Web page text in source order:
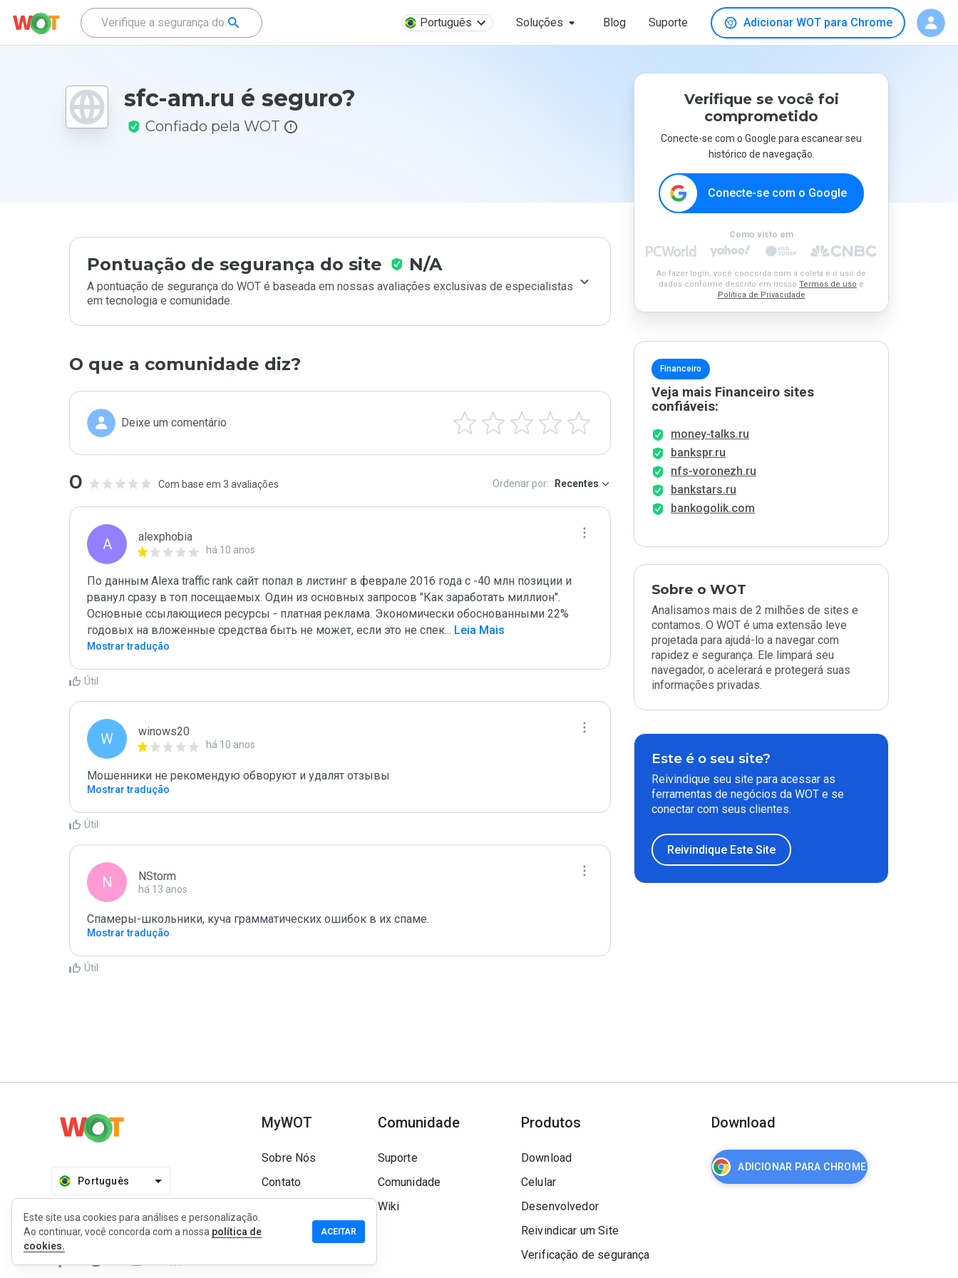
Português Soluções Blog Suporte Adicionar WOT para Chrome
sfc-am.ru é seguro?
Confiado pela WOT
Pontuação de segurança do site N/A
A pontuação de segurança do WOT é baseada em nossas avaliações exclusivas de especialistas
em tecnologia e comunidade.
O que a comunidade diz?
Deixe um comentário
0 Com base em 3 avaliações Ordenar por: Recentes
A alexphobia
há 10 anos
По данным Alexa traffic rank сайт попал в листинг в феврале 2016 года с -40 млн позиции и
рванул сразу в топ посещаемых. Один из основных запросов "Как заработать миллион".
Основные ссылающиеся ресурсы - платная реклама. Экономически обоснованными 22%
годовых на вложенные средства быть не может, если это не спек... Leia Mais
Mostrar tradução
Útil
W winows20
há 10 anos
Мошенники не рекомендую обворуют и удалят отзывы
Mostrar tradução
Útil
N NStorm
há 13 anos
Спамеры-школьники, куча грамматических ошибок в их спаме.
Mostrar tradução
Útil
Verifique se você foi
comprometido
Conecte-se com o Google para escanear seu
histórico de navegação.
Conecte-se com o Google
Como visto em
Ao fazer login, você concorda com a coleta e o uso de
dados conforme descrito em nosso Termos de uso e
Política de Privacidade
Financeiro
Veja mais Financeiro sites
confiáveis:
money-talks.ru
bankspr.ru
nfs-voronezh.ru
bankstars.ru
bankogolik.com
Sobre o WOT
Analisamos mais de 2 milhões de sites e
contamos. O WOT é uma extensão leve
projetada para ajudá-lo a navegar com
rapidez e segurança. Ele limpará seu
navegador, o acelerará e protegerá suas
informações privadas.
Este é o seu site?
Reivindique seu site para acessar as
ferramentas de negócios da WOT e se
conectar com seus clientes.
Reivindique Este Site
Português
MyWOT
Sobre Nós
Contato
Comunidade
Suporte
Comunidade
Wiki
Produtos
Download
Celular
Desenvolvedor
Reivindicar um Site
Verificação de segurança
Download
ADICIONAR PARA CHROME
Este site usa cookies para análises e personalização.
Ao continuar, você concorda com a nossa política de
cookies.
ACEITAR